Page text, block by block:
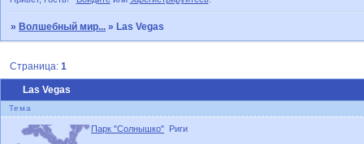
» Волшебный мир... » Las Vegas
Las Vegas
Страница:1
Тема
Парк "Солнышко" Риги